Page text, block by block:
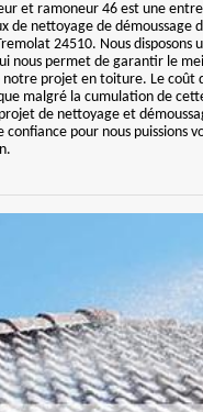
et ramoneur 46 est une
de nettoyage de démoussage
24510. Nous disposons
nous permet de garantir le
notre projet en toiture. Le coût
malgré la cumulation de
de nettoyage et
confiance pour nous puissions